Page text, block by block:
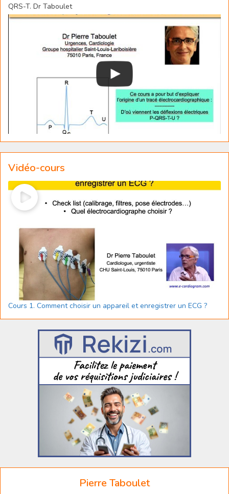
QRS-T. Dr Taboulet
Vidéo-cours
Cours 1. Comment choisir un appareil et enregistrer un ECG ?
Pierre Taboulet